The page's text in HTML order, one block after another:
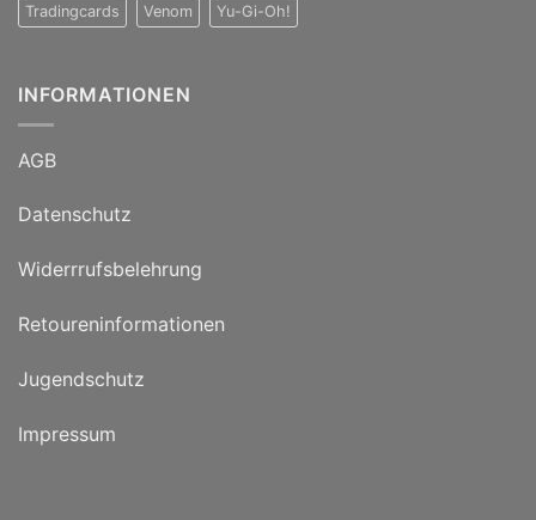
Tradingcards Venom Yu-Gi-Oh!
INFORMATIONEN
AGB
Datenschutz
Widerrrufsbelehrung
Retoureninformationen
Jugendschutz
Impressum